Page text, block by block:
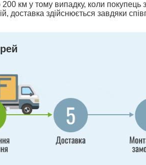
200 км у тому випадку, коли покупець
доставка здійснюється завдяки